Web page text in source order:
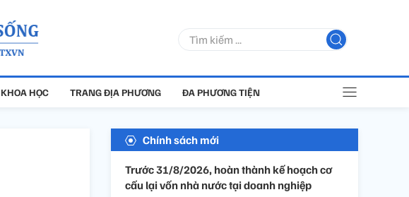
KHOA HỌC TRANG ĐỊA PHƯƠNG ĐA PHƯƠNG TIỆN
Chính sách mới
Trước 31/8/2026, hoàn thành kế hoạch cơ
cấu lại vốn nhà nước tại doanh nghiệp